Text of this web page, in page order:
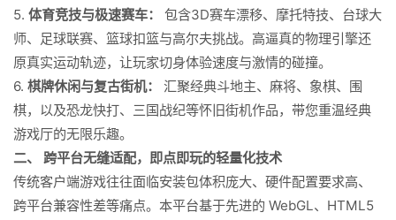
5. 体育竞技与极速赛车：
包含3D赛车漂移、摩托特技、台球大
师、足球联赛、篮球扣篮与高尔夫挑战。高逼真的物理引擎还
原真实运动轨迹，让玩家切身体验速度与激情的碰撞。
6. 棋牌休闲与复古街机：
汇聚经典斗地主、麻将、象棋、围
棋，以及恐龙快打、三国战纪等怀旧街机作品，带您重温经典
游戏厅的无限乐趣。
二、 跨平台无缝适配，即点即玩的轻量化技术
传统客户端游戏往往面临安装包体积庞大、硬件配置要求高、
跨平台兼容性差等痛点。本平台基于先进的 WebGL、HTML5